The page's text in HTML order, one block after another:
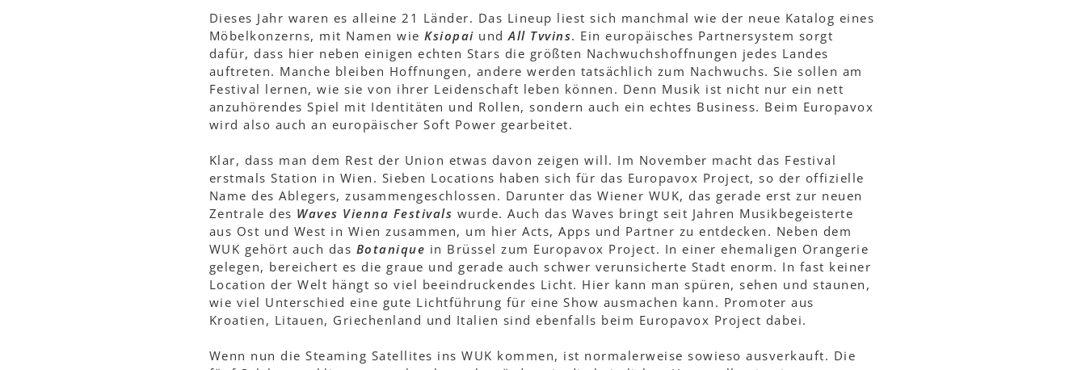
Dieses Jahr waren es alleine 21 Länder. Das Lineup liest sich manchmal wie der neue Katalog eines
Möbelkonzerns, mit Namen wie Ksiopai undAll Tvvins. Ein europäisches Partnersystem sorgt
dafür, dass hier neben einigen echten Stars die größten Nachwuchshoffnungen jedes Landes
auftreten. Manche bleiben Hoffnungen, andere werden tatsächlich zum Nachwuchs. Sie sollen am
Festival lernen, wie sie von ihrer Leidenschaft leben können. Denn Musik ist nicht nur ein nett
anzuhörendes Spiel mit Identitäten und Rollen, sondern auch ein echtes Business. Beim Europavox
wird also auch an europäischer Soft Power gearbeitet.
Klar, dass man dem Rest der Union etwas davon zeigen will. Im November macht das Festival
erstmals Station in Wien. Sieben Locations haben sich für das Europavox Project, so der offizielle
Name des Ablegers, zusammengeschlossen. Darunter das Wiener WUK, das gerade erst zur neuen
Zentrale des Waves Vienna Festivals wurde. Auch das Waves bringt seit Jahren Musikbegeisterte
aus Ost und West in Wien zusammen, um hier Acts, Apps und Partner zu entdecken. Neben dem
WUK gehört auch das Botanique in Brüssel zum Europavox Project. In einer ehemaligen Orangerie
gelegen, bereichert es die graue und gerade auch schwer verunsicherte Stadt enorm. In fast keiner
Location der Welt hängt so viel beeindruckendes Licht. Hier kann man spüren, sehen und staunen,
wie viel Unterschied eine gute Lichtführung für eine Show ausmachen kann. Promoter aus
Kroatien, Litauen, Griechenland und Italien sind ebenfalls beim Europavox Project dabei.
Wenn nun die Steaming Satellites ins WUK kommen, ist normalerweise sowieso ausverkauft. Die